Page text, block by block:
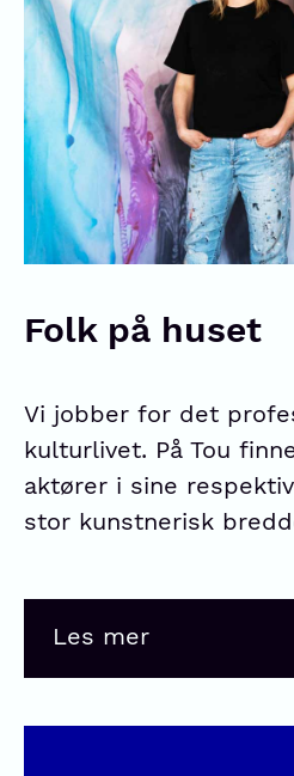
Folk på huset
Vi jobber for det
kulturlivet. På Tou
aktører i sine
stor kunstnerisk
Les mer